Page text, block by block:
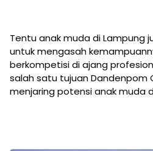
Tentu anak muda di Lampung
untuk mengasah
berkompetisi di ajang
salah satu tujuan Dandenpom
menjaring potensi anak muda